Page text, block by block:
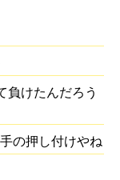
負けたんだろう
の押し付けやね